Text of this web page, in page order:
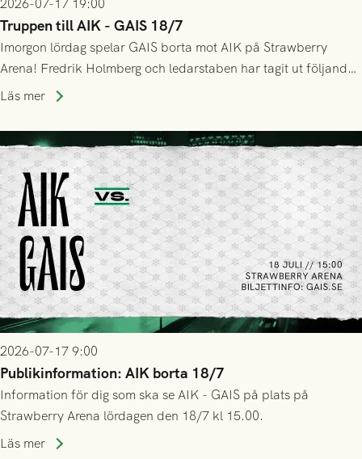
2026-07-17 19:00
Truppen till AIK - GAIS 18/7
Imorgon lördag spelar GAIS borta mot AIK på Strawberry
Arena! Fredrik Holmberg och ledarstaben har tagit ut följande
trupp till matchen:
Läs mer
2026-07-17 9:00
Publikinformation: AIK borta 18/7
Information för dig som ska se AIK - GAIS på plats på
Strawberry Arena lördagen den 18/7 kl 15.00.
Läs mer